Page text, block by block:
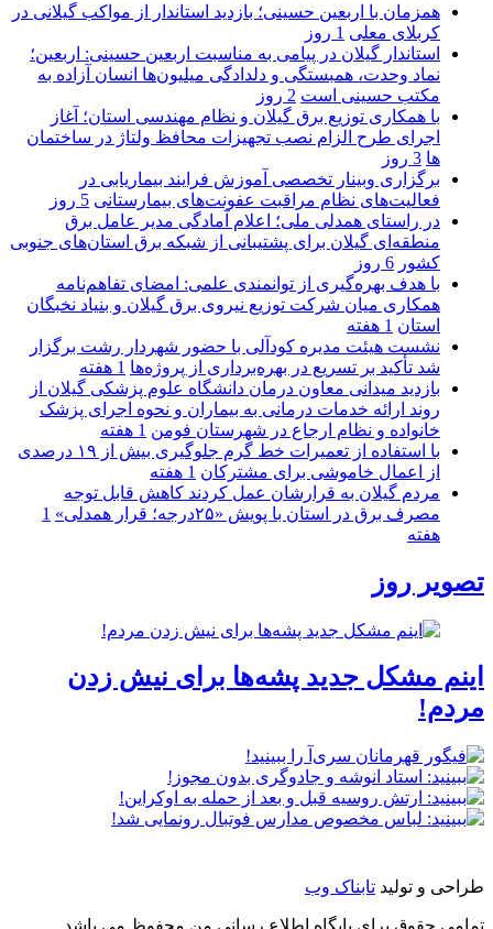
همزمان با اربعین حسینی؛ بازدید استاندار از مواکب گیلانی در
کربلای معلی 1 روز
استاندار گیلان در پیامی به مناسبت اربعین حسینی: اربعین؛
نماد وحدت، همبستگی و دلدادگی میلیون‌ها انسان آزاده به
مکتب حسینی است 2 روز
با همکاری توزیع برق گیلان و نظام مهندسی استان؛ آغاز
اجرای طرح الزام نصب تجهیزات محافظ ولتاژ در ساختمان
ها 3 روز
برگزاری وبینار تخصصی آموزش فرایند بیماریابی در
فعالیت‌های نظام مراقبت عفونت‌های بیمارستانی 5 روز
در راستای همدلی ملی؛ اعلام آمادگی مدیر عامل برق
منطقه‌ای گیلان برای پشتیبانی از شبكه برق استان‌های جنوبی
كشور 6 روز
با هدف بهره‌گیری از توانمندی علمی: امضای تفاهم‌نامه
همكاری میان شركت توزیع نیروی برق گیلان و بنیاد نخبگان
استان 1 هفته
نشست هیئت مدیره کودآلی با حضور شهردار رشت برگزار
شد تأکید بر تسریع در بهره‌برداری از پروژه‌ها 1 هفته
بازدید میدانی معاون درمان دانشگاه علوم پزشکی گیلان از
روند ارائه خدمات درمانی به بیماران و نحوه اجرای پزشک
خانواده و نظام ارجاع در شهرستان فومن 1 هفته
با استفاده از تعمیرات خط گرم جلوگیری بیش از ۱۹ درصدی
از اعمال خاموشی برای مشتركان 1 هفته
مردم گیلان به قرارشان عمل کردند كاهش قابل توجه
مصرف برق در استان با پویش «۲۵درجه؛ قرار همدلی»
1
هفته
تصویر روز
اینم مشکل جدید پشه‌ها برای نیش زدن
مردم!
طراحی و تولید تابناک وب